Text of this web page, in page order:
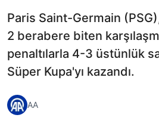
Paris Saint-Germain
2 berabere biten
penaltılarla 4-3 üstünlük
Süper Kupa'yı kazandı.
AA